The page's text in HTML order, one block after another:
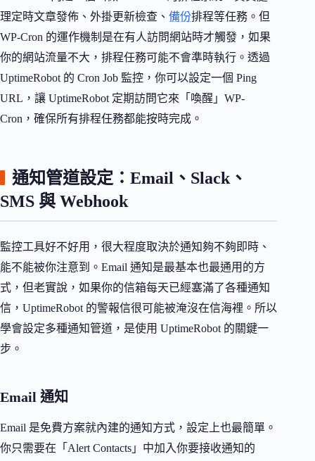
理定時文章發佈、外掛更新檢查、 備份排程等任務。但
WP-Cron 的運作機制是在有人訪問網站時才觸發，如果
你的網站流量不大，排程任務可能不會準時執行。透過
UptimeRobot 的 Cron Job 監控，你可以設定一個 Ping
URL，讓 UptimeRobot 定期訪問它來「喚醒」WP-
Cron，確保所有排程任務都能按時完成。
通知管道設定：Email、Slack、
SMS 與 Webhook
監控工具好不好用，很大程度取決於通知夠不夠即時、
能不能被你注意到。Email 通知是最基本也最通用的方
式，但老實說，如果你的信箱每天已經塞滿了各種通知
信，UptimeRobot 的警報信很可能被淹沒在信海裡。所以
學會設定多種通知管道，是使用 UptimeRobot 的關鍵一
步。
Email 通知
Email 是免費方案就內建的通知方式，設定上也最簡單。
你只需要在「Alert Contacts」中加入你要接收通知的